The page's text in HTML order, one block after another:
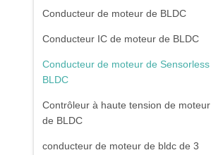
Conducteur de moteur de BLDC
Conducteur IC de moteur de BLDC
Conducteur de moteur de Sensorless
BLDC
Contrôleur à haute tension de moteur
de BLDC
conducteur de moteur de bldc de 3